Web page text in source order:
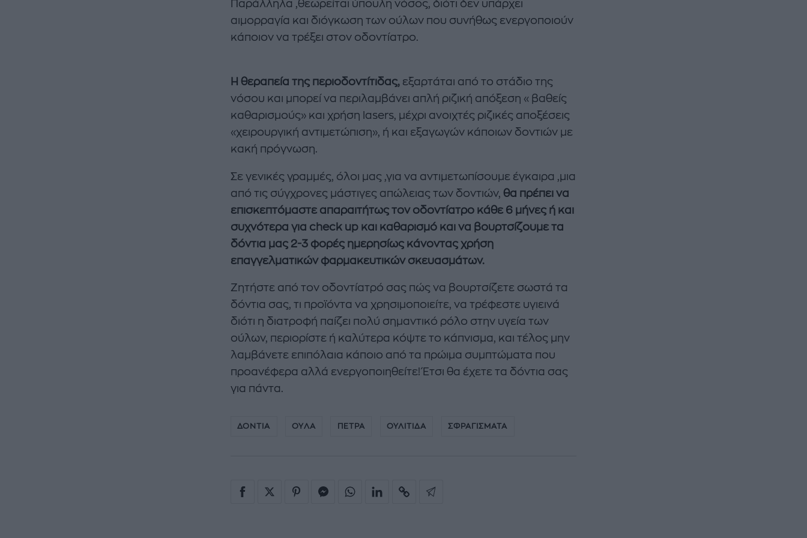
Παράλληλα ,θεωρείται ύπουλη νόσος, διότι δεν υπάρχει
αιμορραγία και διόγκωση των ούλων που συνήθως ενεργοποιούν
κάποιον να τρέξει στον οδοντίατρο.
Η θεραπεία της περιοδοντίτιδας, εξαρτάται από το στάδιο της
νόσου και μπορεί να περιλαμβάνει απλή ριζική απόξεση « βαθείς
καθαρισμούς» και χρήση lasers, μέχρι ανοιχτές ριζικές αποξέσεις
«χειρουργική αντιμετώπιση», ή και εξαγωγών κάποιων δοντιών με
κακή πρόγνωση.
Σε γενικές γραμμές, όλοι μας ,για να αντιμετωπίσουμε έγκαιρα ,μια
από τις σύγχρονες μάστιγες απώλειας των δοντιών, θα πρέπει να
επισκεπτόμαστε απαραιτήτως τον οδοντίατρο κάθε 6 μήνες ή και
συχνότερα για check up και καθαρισμό και να βουρτσίζουμε τα
δόντια μας 2-3 φορές ημερησίως κάνοντας χρήση
επαγγελματικών φαρμακευτικών σκευασμάτων.
Ζητήστε από τον οδοντίατρό σας πώς να βουρτσίζετε σωστά τα
δόντια σας, τι προϊόντα να χρησιμοποιείτε, να τρέφεστε υγιεινά
διότι η διατροφή παίζει πολύ σημαντικό ρόλο στην υγεία των
ούλων, περιορίστε ή καλύτερα κόψτε το κάπνισμα, και τέλος μην
λαμβάνετε επιπόλαια κάποιο από τα πρώιμα συμπτώματα που
προανέφερα αλλά ενεργοποιηθείτε! Έτσι θα έχετε τα δόντια σας
για πάντα.
ΔΟΝΤΙΑ ΟΥΛΑ ΠΕΤΡΑ ΟΥΛΙΤΙΔΑ ΣΦΡΑΓΙΣΜΑΤΑ